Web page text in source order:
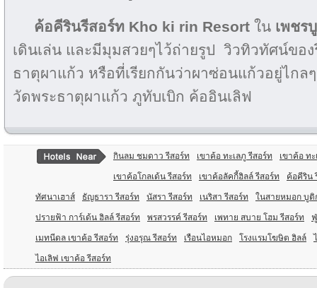
ค้อคีรินรีสอร์ท Kho ki rin Resort ใน เพช
เดินเล่น และมีมุมสวยๆไว้ถ่ายรูป วิวทิวทัศน์ขอ
ธาตุผาแก้ว หรือที่เรียกกันว่าผาซ่อนแก้วอยู่ไกล
วัดพระธาตุผาแก้ว ภูทับเบิก ค้ออินเลิฟ
กินลม ชมดาว รีสอร์ท เขาค้อ ทะเลภู รีสอร์ท เขาค้อ ท
เขาค้อโกลเด้น รีสอร์ท เขาค้อลัคกี้ฮิลล์ รีสอร์ท ค้อคีริน
ทัศนาเฮาส์ ธัญธารา รีสอร์ท นัสรา รีสอร์ท เนริสา รีสอร์ท ในสายหมอก บูติ
ปรายฟ้า การ์เด้น ฮิลล์ รีสอร์ท พรสวรรค์ รีสอร์ท เพทาย สบาย โฮม รีสอร์ท
เมทนีดล เขาค้อ รีสอร์ท รุ่งอรุณ รีสอร์ท เรือนไอหมอก โรงแรมโฆษิต ฮิลล์
ไอเลิฟ เขาค้อ รีสอร์ท